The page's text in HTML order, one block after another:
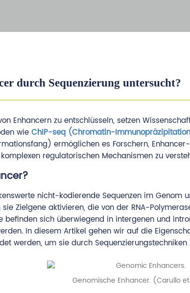
durch Sequenzierung untersucht?
Enhancern zu entschlüsseln, setzen
wie ChIP-seq (Chromatin-
ermöglichen es Forschern,
regulatorischen Mechanismen zu
nicht-kodierende Sequenzen im Genom
Zielgene aktivieren, die von der RNA-
befinden sich überwiegend in intergenen und
In diesem Artikel gehen wir auf die
werden, um sie durch Sequenzierungstechniken
Genomische Enhancer. (Carullo et